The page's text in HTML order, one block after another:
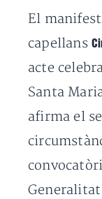
El
capellans
acte
Santa
afirma el